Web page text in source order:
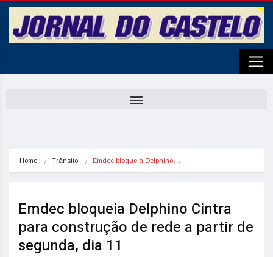
Home Trânsito Emdec bloqueia Delphino…
Emdec bloqueia Delphino Cintra
para construção de rede a partir de
segunda, dia 11